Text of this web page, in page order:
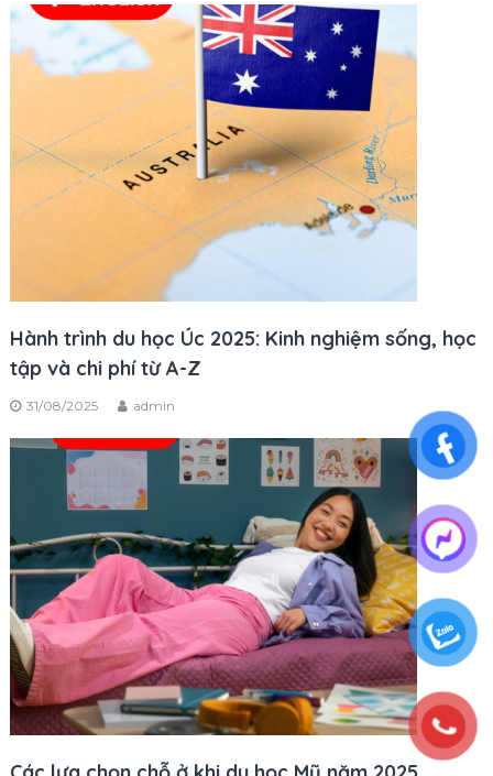
Hành trình du học Úc 2025: Kinh nghiệm sống, học
tập và chi phí từ A-Z
31/08/2025 admin